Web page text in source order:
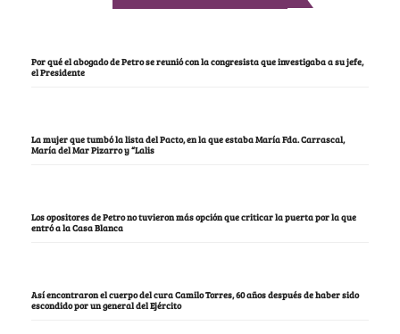
Por qué el abogado de Petro se reunió con la congresista que investigaba a su jefe,
el Presidente
La mujer que tumbó la lista del Pacto, en la que estaba María Fda. Carrascal,
María del Mar Pizarro y “Lalis
Los opositores de Petro no tuvieron más opción que criticar la puerta por la que
entró a la Casa Blanca
Así encontraron el cuerpo del cura Camilo Torres, 60 años después de haber sido
escondido por un general del Ejército